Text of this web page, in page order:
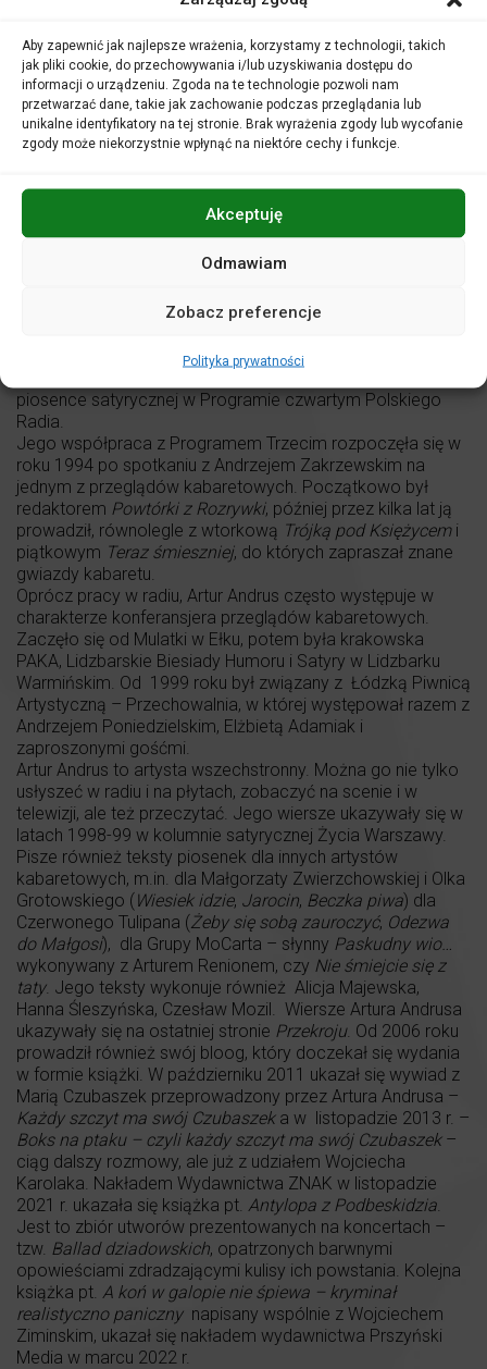
Aby zapewnić jak najlepsze wrażenia, korzystamy z technologii, takich
jak pliki cookie, do przechowywania i/lub uzyskiwania dostępu do
informacji o urządzeniu. Zgoda na te technologie pozwoli nam
przetwarzać dane, takie jak zachowanie podczas przeglądania lub
unikalne identyfikatory na tej stronie. Brak wyrażenia zgody lub wycofanie
zgody może niekorzystnie wpłynąć na niektóre cechy i funkcje.
Akceptuję
Odmawiam
Zobacz preferencje
Polityka prywatności
kabaretowy co jakiś czas konferansjer różnych imprez
kabaretowych, komentatorSzkła kontaktowego, do
listopada 2017 r. redaktor trójkowejAkademii rozrywki
lipca 2018 r. współpracuje z Radiem RMF Classic,
prezentując swoje autorskie audycje: Wakacje z Andrusem
Studiował dziennikarstwo na Uniwersytecie Warszawskim.
W czasach studenckich współpracował z Rozgłośnią
w jego karierze artystycznej okazał się przeprowadzony
został przeprowadzony wierszem – Artur zadawał
wierszem odpowiadał. Niedługo po tym Artur Andrus
piosence satyrycznej w Programie czwartym Polskiego
Radia.
Jego współpraca z Programem Trzecim rozpoczęła się w
roku 1994 po spotkaniu z Andrzejem Zakrzewskim na
jednym z przeglądów kabaretowych. Początkowo był
redaktorem Powtórki z Rozrywki, później przez kilka lat ją
prowadził, równolegle z wtorkową Trójką pod Księżycemi
piątkowym Teraz śmieszniej, do których zapraszał znane
gwiazdy kabaretu.
Oprócz pracy w radiu, Artur Andrus często występuje w
charakterze konferansjera przeglądów kabaretowych.
Zaczęło się od Mulatki w Ełku, potem była krakowska
PAKA, Lidzbarskie Biesiady Humoru i Satyry w Lidzbarku
Warmińskim. Od 1999 roku był związany z Łódzką Piwnicą
Artystyczną – Przechowalnia, w której występował razem z
Andrzejem Poniedzielskim, Elżbietą Adamiak i
zaproszonymi gośćmi.
Artur Andrus to artysta wszechstronny. Można go nie tylko
usłyszeć w radiu i na płytach, zobaczyć na scenie i w
telewizji, ale też przeczytać. Jego wiersze ukazywały się w
latach 1998-99 w kolumnie satyrycznej Życia Warszawy.
Pisze również teksty piosenek dla innych artystów
kabaretowych, m.in. dla Małgorzaty Zwierzchowskiej i Olka
Grotowskiego (Wiesiek idzie, Jarocin, Beczka piwa) dla
Czerwonego Tulipana (Żeby się sobą zauroczyć, Odezwa
do Małgosi), dla Grupy MoCarta – słynny Paskudny wio…
wykonywany z Arturem Renionem, czy Nie śmiejcie się z
taty. Jego teksty wykonuje również Alicja Majewska,
Hanna Śleszyńska, Czesław Mozil. Wiersze Artura Andrusa
ukazywały się na ostatniej stronie Przekroju. Od 2006 roku
prowadził również swój bloog, który doczekał się wydania
w formie książki. W październiku 2011 ukazał się wywiad z
Marią Czubaszek przeprowadzony przez Artura Andrusa –
Każdy szczyt ma swój Czubaszeka w listopadzie 2013 r. –
Boks na ptaku – czyli każdy szczyt ma swój Czubaszek–
ciąg dalszy rozmowy, ale już z udziałem Wojciecha
Karolaka. Nakładem Wydawnictwa ZNAK w listopadzie
2021 r. ukazała się książka pt. Antylopa z Podbeskidzia
Jest to zbiór utworów prezentowanych na koncertach –
tzw. Ballad dziadowskich, opatrzonych barwnymi
opowieściami zdradzającymi kulisy ich powstania. Kolejna
książka pt. A koń w galopie nie śpiewa – kryminał
realistyczno panicznynapisany wspólnie z Wojciechem
Ziminskim, ukazał się nakładem wydawnictwa Prszyński
Media w marcu 2022 r.